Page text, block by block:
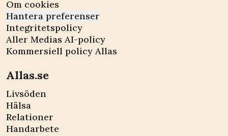
Om cookies
Hantera preferenser
Integritetspolicy
Aller Medias AI-policy
Kommersiell policy Allas
Allas.se
Livsöden
Hälsa
Relationer
Handarbete